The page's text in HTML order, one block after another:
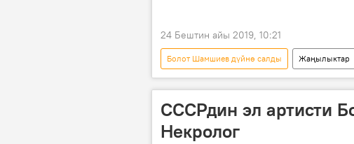
24 Бештин айы 2019, 10:21
Болот Шамшиев дүйнө салды Жаңылыктар
Мультимедиа
Бишкек Болот
СССРдин эл артисти
Некролог